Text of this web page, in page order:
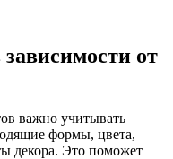
от
важно учитывать
формы, цвета,
декора. Это поможет